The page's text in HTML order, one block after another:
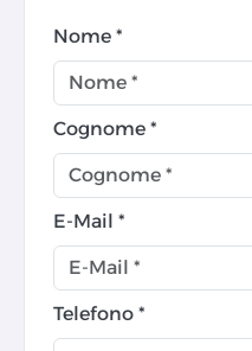
Nome *
Cognome *
E-Mail *
Telefono *